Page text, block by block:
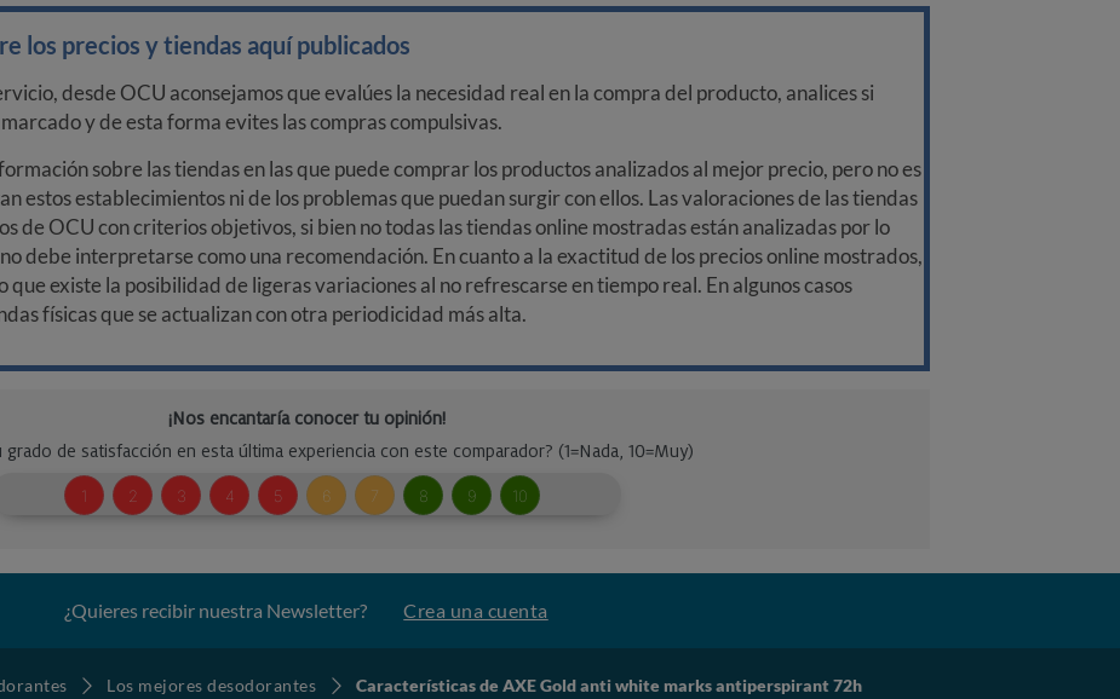
los precios y tiendas aquí publicados
desde OCU aconsejamos que evalúes la necesidad real en la compra del producto, analices si
y de esta forma evites las compras compulsivas.
sobre las tiendas en las que puede comprar los productos analizados al mejor precio, pero no es
estos establecimientos ni de los problemas que puedan surgir con ellos. Las valoraciones de las tiendas
de OCU con criterios objetivos, si bien no todas las tiendas online mostradas están analizadas por lo
debe interpretarse como una recomendación. En cuanto a la exactitud de los precios online mostrados,
que existe la posibilidad de ligeras variaciones al no refrescarse en tiempo real. En algunos casos
físicas que se actualizan con otra periodicidad más alta.
¿Quieres recibir nuestra Newsletter? Crea una cuenta
Los mejores desodorantes Características de AXE Gold anti white marks antiperspirant 72h